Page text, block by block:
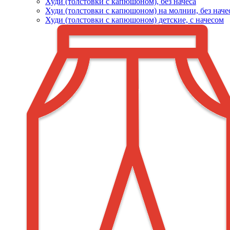
Худи (толстовки с капюшоном) на молнии, без
Худи (толстовки c капюшоном) детские, с начесом